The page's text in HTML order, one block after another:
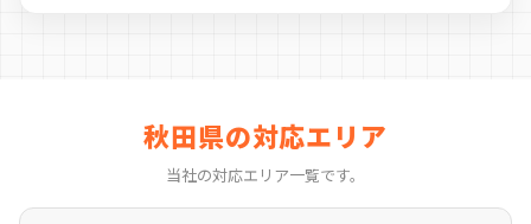
秋田県の対応エリア
当社の対応エリア一覧です。